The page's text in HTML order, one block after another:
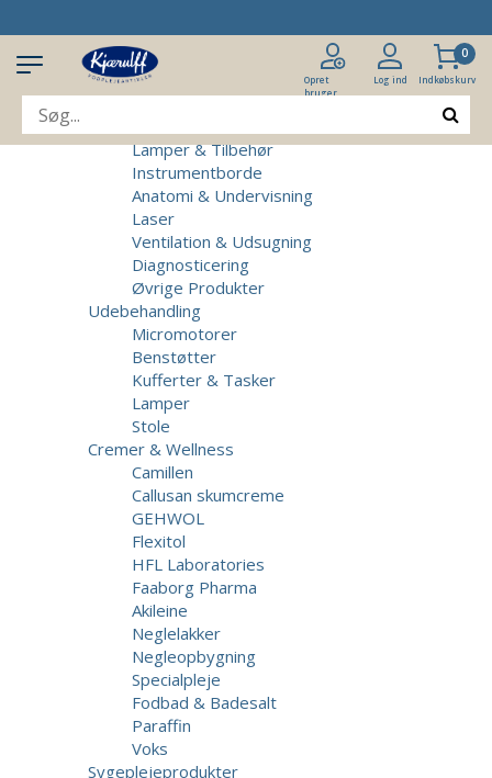
Opret
bruger
Log ind
0
Indkøbskurv
Klinikudstyr
Patientstole
Massagebrikse
Lamper & Tilbehør
Instrumentborde
Anatomi & Undervisning
Laser
Ventilation & Udsugning
Diagnosticering
Øvrige Produkter
Udebehandling
Micromotorer
Benstøtter
Kufferter & Tasker
Lamper
Stole
Cremer & Wellness
Camillen
Callusan skumcreme
GEHWOL
Flexitol
HFL Laboratories
Faaborg Pharma
Akileine
Neglelakker
Negleopbygning
Specialpleje
Fodbad & Badesalt
Paraffin
Voks
Sygeplejeprodukter